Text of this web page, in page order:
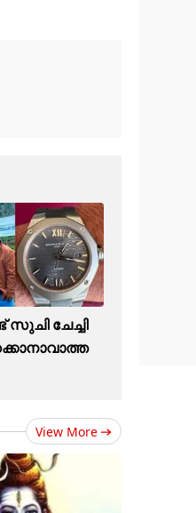
സുചി ചേച്ചി
View More